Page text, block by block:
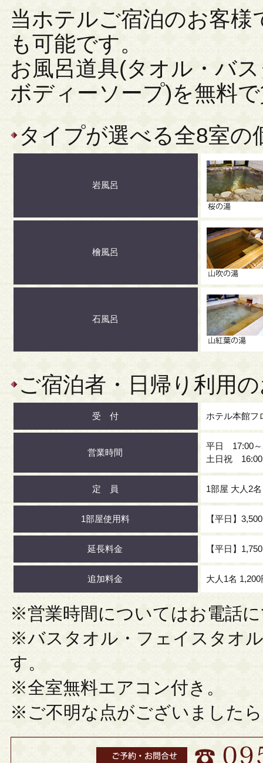
当ホテルご宿泊のお客
も可能です。
お風呂道具(タオル・バ
ボディーソープ)を無料
タイプが選べる全8室の
岩風呂
檜風呂
石風呂
ご宿泊者・日帰り利用
受 付 ホテル本館フ
営業時間
平日 17:00～
土日祝 16:00
定 員 1部屋 大人2
1部屋使用料 【平日】
延長料金 【平日】
追加料金 大人1名
※営業時間についてはお電話
※バスタオル・フェイスタオ
す。
※全室無料エアコン付き。
※ご不明な点がございました